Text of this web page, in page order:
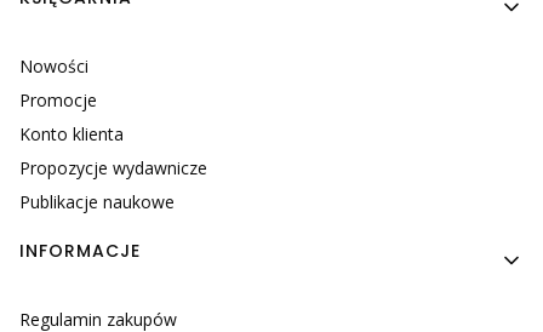
Nowości
Promocje
Konto klienta
Propozycje wydawnicze
Publikacje naukowe
INFORMACJE
Regulamin zakupów